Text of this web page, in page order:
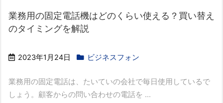
業務用の固定電話機はどのくらい使える？買い替え
のタイミングを解説
2023年1月24日 ビジネスフォン
業務用の固定電話は、たいていの会社で毎日使用しているで
しょう。顧客からの問い合わせの電話を ...